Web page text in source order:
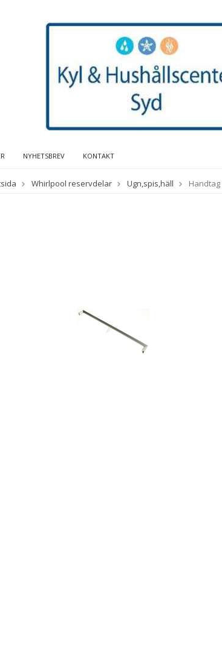
NYHETSBREV KONTAKT
Whirlpool reservdelar Ugn,spis,häll Handtag